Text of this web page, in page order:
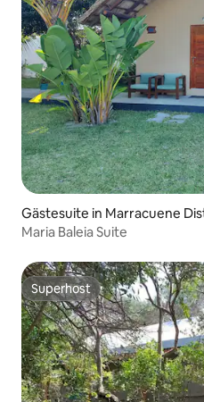
Gästesuite in Marracuene
Maria Baleia Suite
Superhost
Superhost